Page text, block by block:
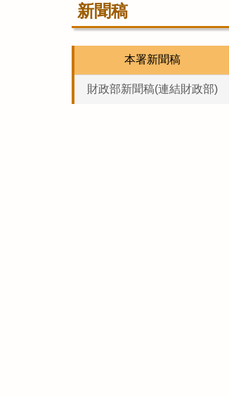
新聞稿
本署新聞稿
財政部新聞稿(連結財政部)